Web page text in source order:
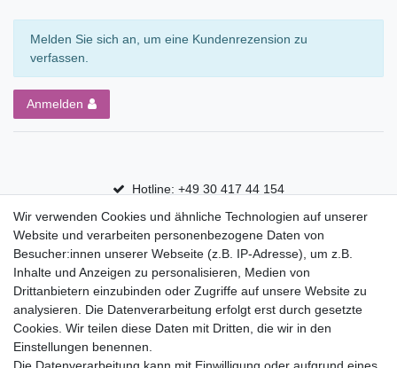
Melden Sie sich an, um eine Kundenrezension zu
verfassen.
Anmelden
Hotline: +49 30 417 44 154
30 Tage Rückgaberecht
Versandfrei ab 75 € in Deutschland
Top Marken
Eduplay
Folia Bringmann
Wir verwenden Cookies und ähnliche Technologien auf unserer
Website und verarbeiten personenbezogene Daten von
Besucher:innen unserer Webseite (z.B. IP-Adresse), um z.B.
Inhalte und Anzeigen zu personalisieren, Medien von
Drittanbietern einzubinden oder Zugriffe auf unsere Website zu
analysieren. Die Datenverarbeitung erfolgt erst durch gesetzte
Cookies. Wir teilen diese Daten mit Dritten, die wir in den
Einstellungen benennen.